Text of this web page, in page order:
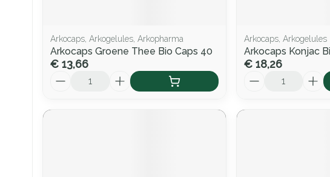
Arkocaps, Arkogelules, Arkopharma
Arkocaps Groene Thee Bio Caps 40
€ 13,66
Arkocaps, Arkogelules
Arkocaps Konjac
€ 18,26